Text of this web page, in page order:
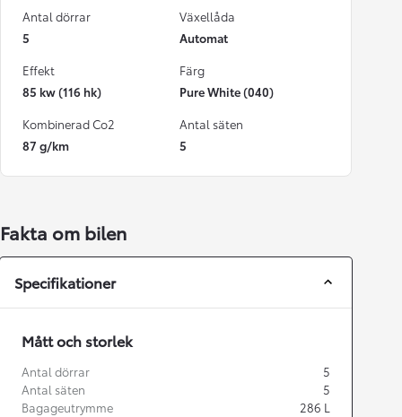
Antal dörrar
5
Växellåda
Automat
Effekt
85 kw (116 hk)
Färg
Pure White (040)
Kombinerad Co2
87 g/km
Antal säten
5
Fakta om bilen
Specifikationer
Mått och storlek
Antal dörrar
5
Antal säten
5
Bagageutrymme
286 L